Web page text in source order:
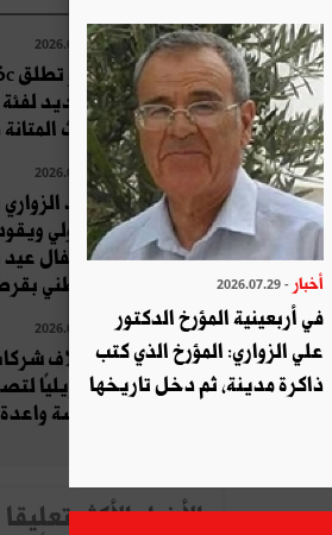
2026.08.04
الجديد
حيث
2026.07.19
زياد
احتفال عيد
الوطني
2026.08.06
ائتلاف
تحويليًا
فرصة
الأخبار الأكثر تعلِيقا
أخبار - 2026.07.29
في أربعينية المؤرخ الدكتور
علي الزواري: المؤرخ الذي كتب
ذاكرة مدينة، ثم دخل تاريخها